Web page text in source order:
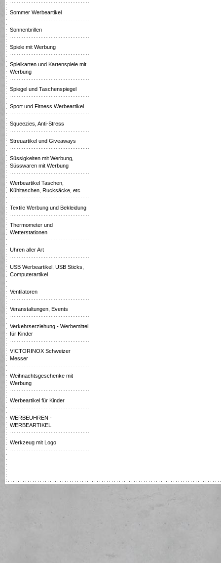
Sommer Werbeartikel
Sonnenbrillen
Spiele mit Werbung
Spielkarten und Kartenspiele mit
Werbung
Spiegel und Taschenspiegel
Sport und Fitness Werbeartikel
Squeezies, Anti-Stress
Streuartikel und Giveaways
Süssigkeiten mit Werbung,
Süsswaren mit Werbung
Werbeartikel Taschen,
Kühltaschen, Rucksäcke, etc
Textile Werbung und Bekleidung
Thermometer und
Wetterstationen
Uhren aller Art
USB Werbeartikel, USB Sticks,
Computerartikel
Ventilatoren
Veranstaltungen, Events
Verkehrserziehung - Werbemittel
für Kinder
VICTORINOX Schweizer
Messer
Weihnachtsgeschenke mit
Werbung
Werbeartikel für Kinder
WERBEUHREN -
WERBEARTIKEL
Werkzeug mit Logo